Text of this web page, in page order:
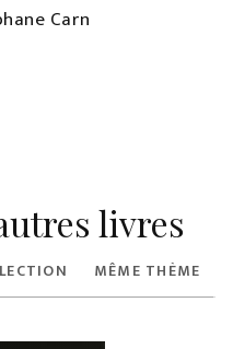
Carn
livres
MÊME THÈME